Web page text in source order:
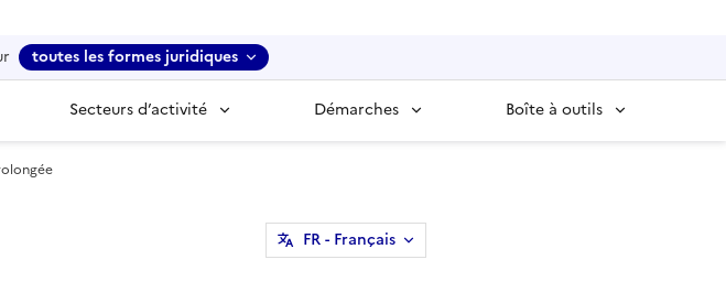
toutes les formes juridiques
Secteurs d’activité Démarches Boîte à outils
FR- Français